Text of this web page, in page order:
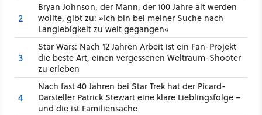
2
Bryan Johnson, der Mann, der 100 Jahre alt werden
wollte, gibt zu: »Ich bin bei meiner Suche nach
Langlebigkeit zu weit gegangen«
3
Star Wars: Nach 12 Jahren Arbeit ist ein Fan-Projekt
die beste Art, einen vergessenen Weltraum-Shooter
zu erleben
4
Nach fast 40 Jahren bei Star Trek hat der Picard-
Darsteller Patrick Stewart eine klare Lieblingsfolge –
und die ist Familiensache